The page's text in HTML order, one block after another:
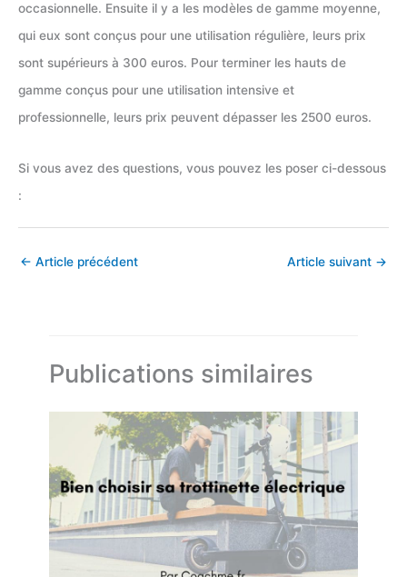
occasionnelle. Ensuite il y a les modèles de gamme moyenne,
qui eux sont conçus pour une utilisation régulière, leurs prix
sont supérieurs à 300 euros. Pour terminer les hauts de
gamme conçus pour une utilisation intensive et
professionnelle, leurs prix peuvent dépasser les 2500 euros.
Si vous avez des questions, vous pouvez les poser ci-dessous
:
← Article précédent Article suivant →
Publications similaires